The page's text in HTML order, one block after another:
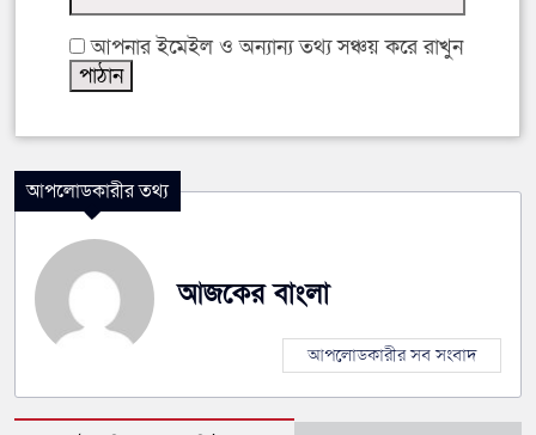
আপনার ইমেইল ও অন্যান্য তথ্য সঞ্চয় করে রাখুন
আপলোডকারীর তথ্য
আজকের বাংলা
আপলোডকারীর সব সংবাদ